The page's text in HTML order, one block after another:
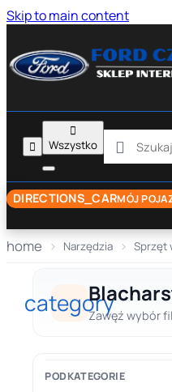
Skip to main content


Wszystko

DIRECTIONS_CARMÓJ
home Narzędzia Sprzęt
categoryZawęź wybór
PODKATEGORIE